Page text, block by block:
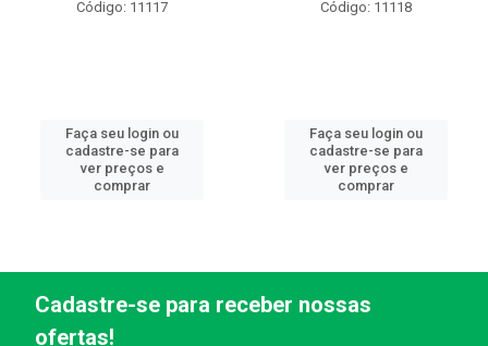
Código: 11117
Faça seu login ou
cadastre-se para
ver preços e
comprar
Código: 11118
Faça seu login ou
cadastre-se para
ver preços e
comprar
Cadastre-se para receber nossas
ofertas!